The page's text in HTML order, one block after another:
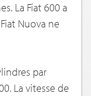
La Fiat 600 a
Nuova ne
par
La vitesse de